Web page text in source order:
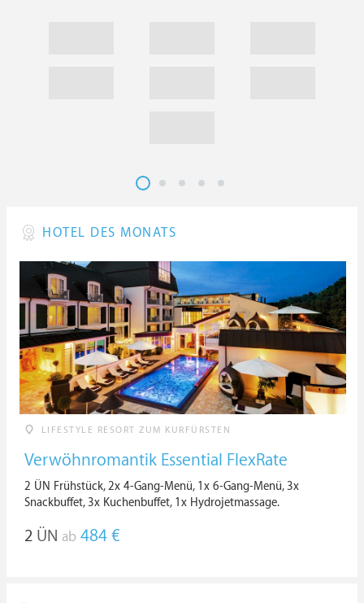
HOTEL DES MONATS
LIFESTYLE RESORT ZUM KURFÜRSTEN
Verwöhnromantik Essential FlexRate
2 ÜN Frühstück, 2x 4-Gang-Menü, 1x 6-Gang-Menü, 3x
Snackbuffet, 3x Kuchenbuffet, 1x Hydrojetmassage.
2 ÜN ab 484 €